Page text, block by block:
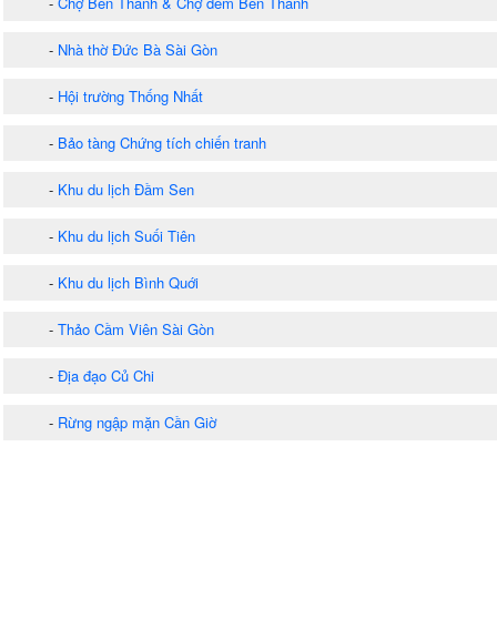
- Nhà thờ Đức Bà Sài Gòn
- Hội trường Thống Nhất
- Bảo tàng Chứng tích chiến tranh
- Khu du lịch Đầm Sen
- Khu du lịch Suối Tiên
- Khu du lịch Bình Quới
- Thảo Cầm Viên Sài Gòn
- Địa đạo Củ Chi
- Rừng ngập mặn Cần Giờ